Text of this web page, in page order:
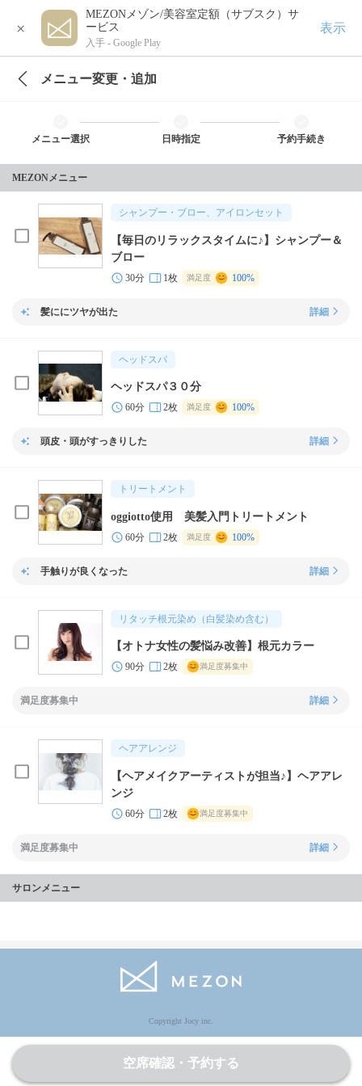
×
MEZONメゾン/美容室定額（サブスク）サ
ービス
入手 - Google Play
表示
メニュー変更・追加
メニュー選択 日時指定 予約手続き
MEZONメニュー
シャンプー・ブロー、アイロンセット
【毎日のリラックスタイムに♪】シャンプー＆
ブロー
30分 1枚 満足度 100%
髪ににツヤが出た 詳細
ヘッドスパ
ヘッドスパ３０分
60分 2枚 満足度 100%
頭皮・頭がすっきりした 詳細
トリートメント
oggiotto使用 美髪入門トリートメント
60分 2枚 満足度 100%
手触りが良くなった 詳細
リタッチ根元染め（白髪染め含む）
【オトナ女性の髪悩み改善】根元カラー
90分 2枚 満足度募集中
満足度募集中 詳細
ヘアアレンジ
【ヘアメイクアーティストが担当♪】ヘアアレ
ンジ
60分 2枚 満足度募集中
満足度募集中 詳細
サロンメニュー
空席確認・予約する
Copyright Jocy inc.